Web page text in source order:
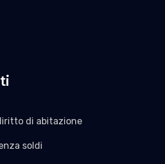
di abitazione
soldi